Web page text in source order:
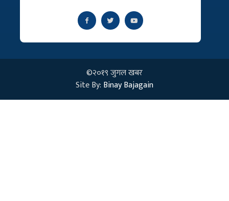
©२०१९ जुगल खबर
Site By: Binay Bajagain